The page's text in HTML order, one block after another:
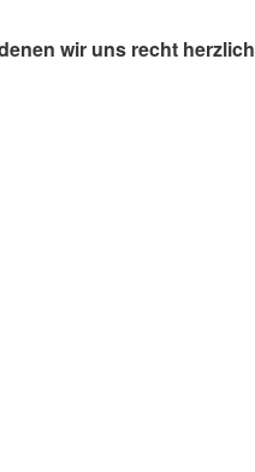
wir uns recht herzlich